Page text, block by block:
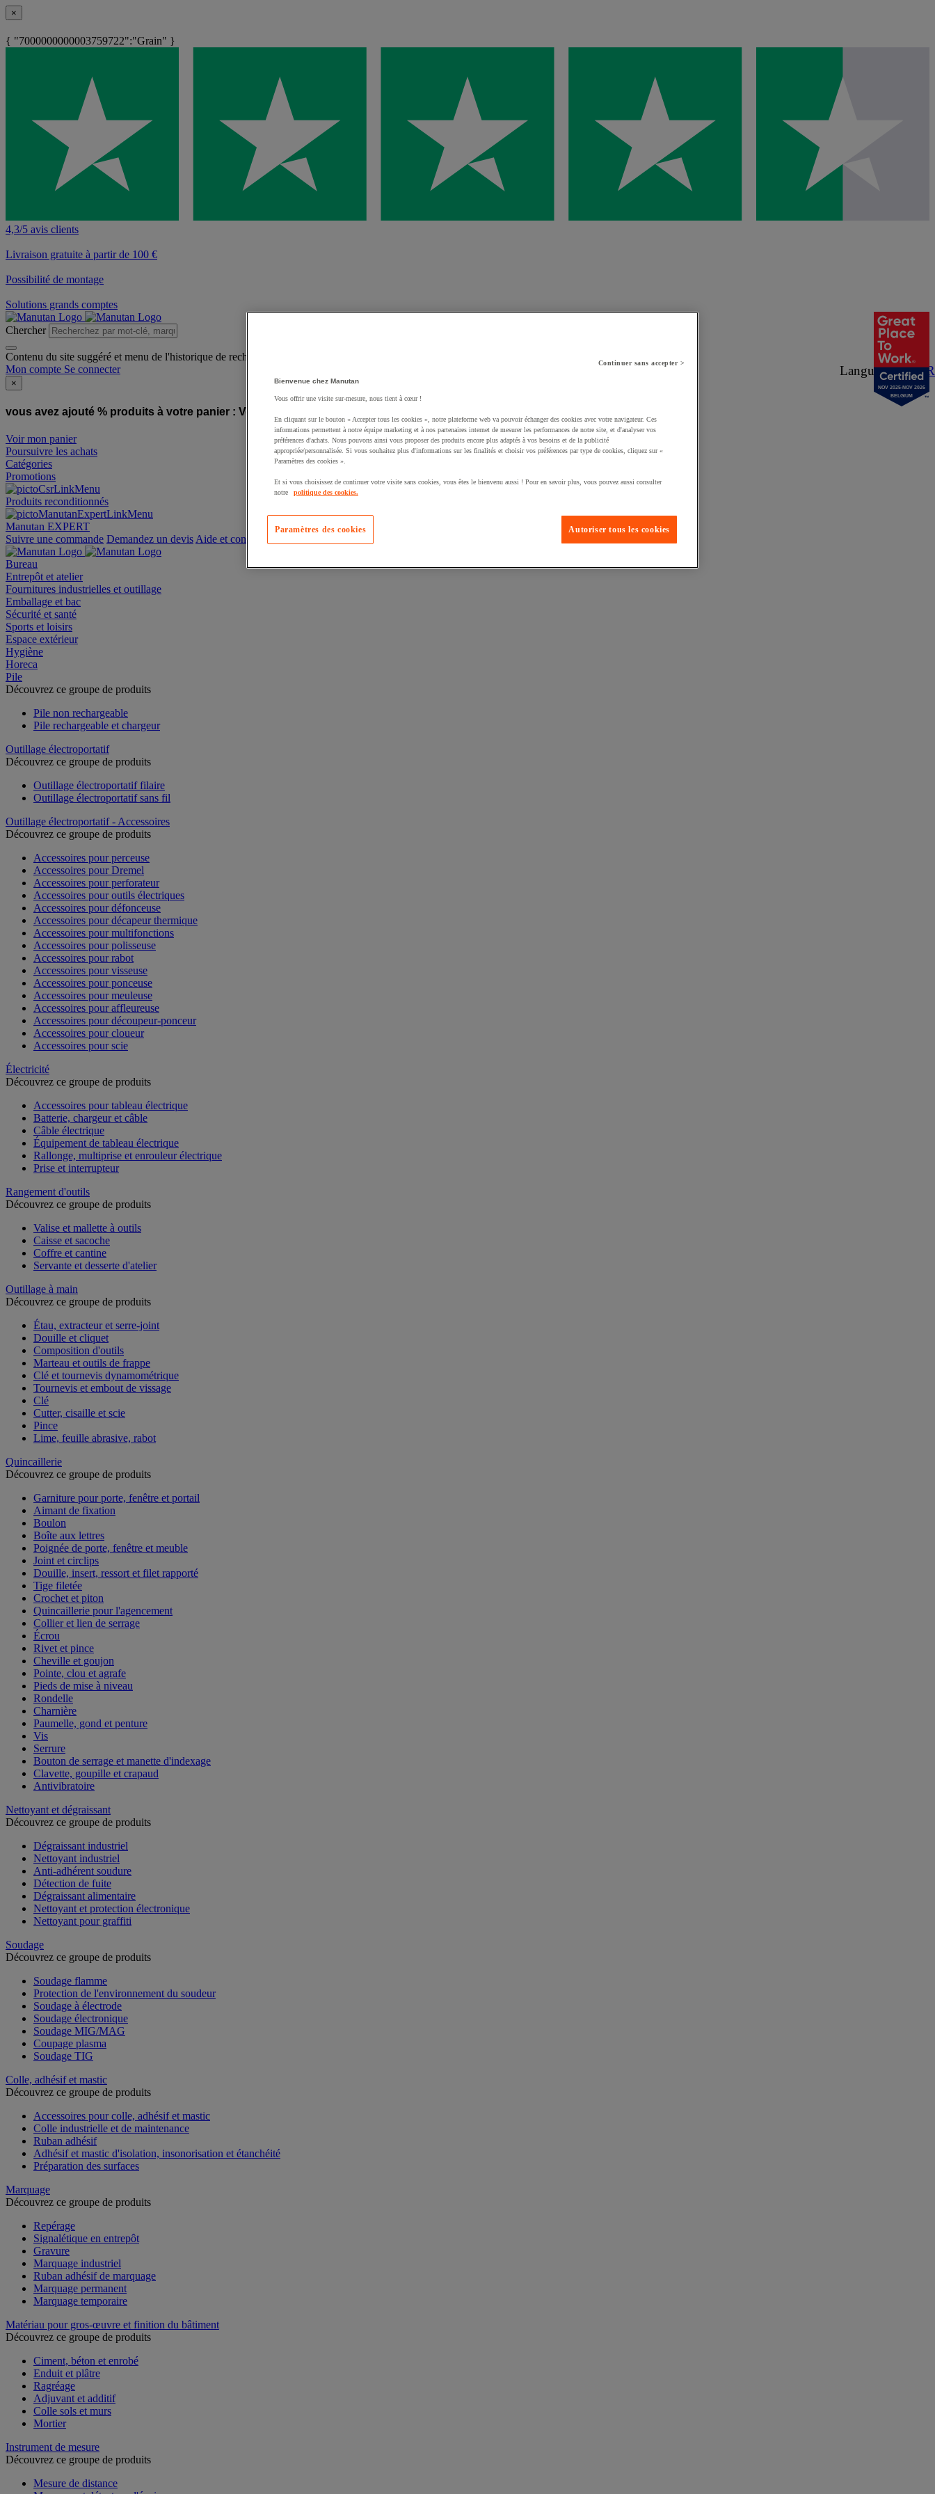
×
{ "7000000000003759722":"Grain" }
4,3/5 avis clients
Livraison gratuite à partir de 100 €
Possibilité de montage
Solutions grands comptes
Chercher
Contenu du site suggéré et menu de l'historique de recherche
Langue :NL/FR
Mon compte Se connecter
×
vous avez ajouté % produits à votre panier : Vous avez ajouté un produit à votre panier :
Voir mon panier
Poursuivre les achats
Catégories
Promotions
Produits reconditionnés
Manutan EXPERT
Suivre une commande Demandez un devis Aide et contact
Bureau
Entrepôt et atelier
Fournitures industrielles et outillage
Emballage et bac
Sécurité et santé
Sports et loisirs
Espace extérieur
Hygiène
Horeca
Pile
Découvrez ce groupe de produits
Pile non rechargeable
Pile rechargeable et chargeur
Outillage électroportatif
Découvrez ce groupe de produits
Outillage électroportatif filaire
Outillage électroportatif sans fil
Outillage électroportatif - Accessoires
Découvrez ce groupe de produits
Accessoires pour perceuse
Accessoires pour Dremel
Accessoires pour perforateur
Accessoires pour outils électriques
Accessoires pour défonceuse
Accessoires pour décapeur thermique
Accessoires pour multifonctions
Accessoires pour polisseuse
Accessoires pour rabot
Accessoires pour visseuse
Accessoires pour ponceuse
Accessoires pour meuleuse
Accessoires pour affleureuse
Accessoires pour découpeur-ponceur
Accessoires pour cloueur
Accessoires pour scie
Électricité
Découvrez ce groupe de produits
Accessoires pour tableau électrique
Batterie, chargeur et câble
Câble électrique
Équipement de tableau électrique
Rallonge, multiprise et enrouleur électrique
Prise et interrupteur
Rangement d'outils
Découvrez ce groupe de produits
Valise et mallette à outils
Caisse et sacoche
Coffre et cantine
Servante et desserte d'atelier
Outillage à main
Découvrez ce groupe de produits
Étau, extracteur et serre-joint
Douille et cliquet
Composition d'outils
Marteau et outils de frappe
Clé et tournevis dynamométrique
Tournevis et embout de vissage
Clé
Cutter, cisaille et scie
Pince
Lime, feuille abrasive, rabot
Quincaillerie
Découvrez ce groupe de produits
Garniture pour porte, fenêtre et portail
Aimant de fixation
Boulon
Boîte aux lettres
Poignée de porte, fenêtre et meuble
Joint et circlips
Douille, insert, ressort et filet rapporté
Tige filetée
Crochet et piton
Quincaillerie pour l'agencement
Collier et lien de serrage
Écrou
Rivet et pince
Cheville et goujon
Pointe, clou et agrafe
Pieds de mise à niveau
Rondelle
Charnière
Paumelle, gond et penture
Vis
Serrure
Bouton de serrage et manette d'indexage
Clavette, goupille et crapaud
Antivibratoire
Nettoyant et dégraissant
Découvrez ce groupe de produits
Dégraissant industriel
Nettoyant industriel
Anti-adhérent soudure
Détection de fuite
Dégraissant alimentaire
Nettoyant et protection électronique
Nettoyant pour graffiti
Soudage
Découvrez ce groupe de produits
Soudage flamme
Protection de l'environnement du soudeur
Soudage à électrode
Soudage électronique
Soudage MIG/MAG
Coupage plasma
Soudage TIG
Colle, adhésif et mastic
Découvrez ce groupe de produits
Accessoires pour colle, adhésif et mastic
Colle industrielle et de maintenance
Ruban adhésif
Adhésif et mastic d'isolation, insonorisation et étanchéité
Préparation des surfaces
Marquage
Découvrez ce groupe de produits
Repérage
Signalétique en entrepôt
Gravure
Marquage industriel
Ruban adhésif de marquage
Marquage permanent
Marquage temporaire
Matériau pour gros-œuvre et finition du bâtiment
Découvrez ce groupe de produits
Ciment, béton et enrobé
Enduit et plâtre
Ragréage
Adjuvant et additif
Colle sols et murs
Mortier
Instrument de mesure
Découvrez ce groupe de produits
Mesure de distance
NOV 2025-NOV 2026
BELGIUM
Continuer sans accepter >
Bienvenue chez Manutan
Vous offrir une visite sur-mesure, nous tient à cœur !
En cliquant sur le bouton « Accepter tous les cookies », notre plateforme web va pouvoir échanger des cookies avec votre navigateur. Ces
informations permettent à notre équipe marketing et à nos partenaires internet de mesurer les performances de notre site, et d'analyser vos
préférences d'achats. Nous pouvons ainsi vous proposer des produits encore plus adaptés à vos besoins et de la publicité
appropriée/personnalisée. Si vous souhaitez plus d'informations sur les finalités et choisir vos préférences par type de cookies, cliquez sur «
Paramètres des cookies ».
Et si vous choisissez de continuer votre visite sans cookies, vous êtes le bienvenu aussi ! Pour en savoir plus, vous pouvez aussi consulter
notre
politique des cookies.
Autoriser tous les cookies
Paramètres des cookies